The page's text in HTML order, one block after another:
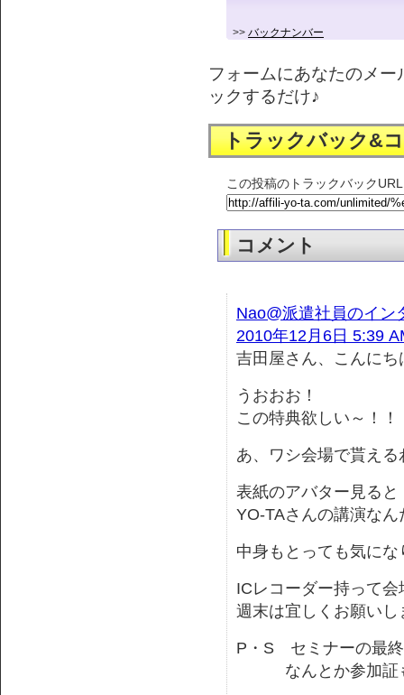
>> バックナンバー
フォームにあなたのメ
ックするだけ♪
トラックバック&
この投稿のトラックバック
コメント
Nao@派遣社員のイン
2010年12月6日 5:39
吉田屋さん、こんにち
うおおお！
この特典欲しい～！！
あ、ワシ会場で貰える
表紙のアバター見ると
YO-TAさんの講演な
中身もとっても気にな
ICレコーダー持って
週末は宜しくお願いし
P・S セミナーの最
なんとか参加証も